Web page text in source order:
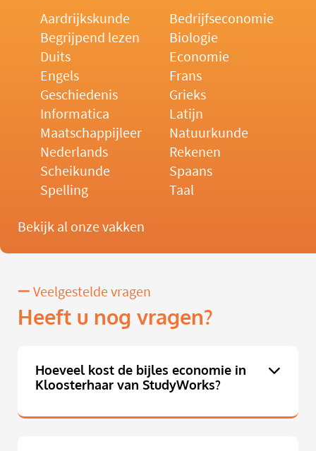
Aardrijkskunde
Bedrijfseconomie
Begrijpend lezen
Biologie
Duits
Economie
Engels
Frans
Geschiedenis
Grieks
Informatica
Latijn
Maatschappijleer
Natuurkunde
Nederlands
Rekenen
Scheikunde
Spaans
Spelling
Taal
Bekijk al onze vakken
Veelgestelde vragen
Heeft u nog vragen?
Hoeveel kost de bijles economie in
Kloosterhaar van StudyWorks?